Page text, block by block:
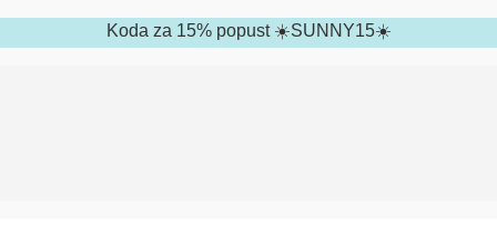
Koda za 15% popust ☀️SUNNY15☀️